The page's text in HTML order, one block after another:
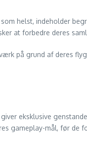
helst, indeholder
at forbedre deres
på grund af deres
eksklusive
gameplay-mål, før de